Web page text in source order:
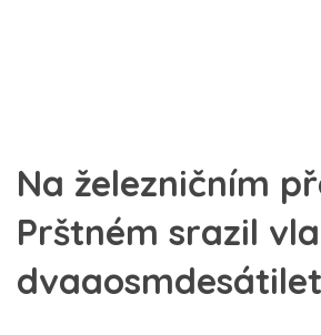
Na železničním
Prštném srazil